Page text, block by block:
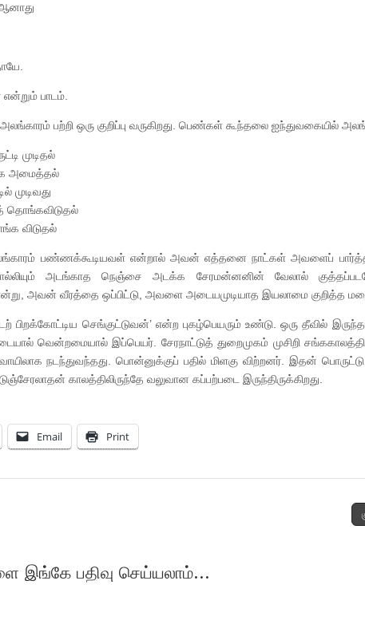
என்றும் பாடம்.
பற்றி ஒரு குறிப்பு வருகிறது. பெண்கள் கூந்தலை ஐந்துவகையில்
முடிதல்
அமைத்தல்
முடிவது
தொங்கவிடுதல்
விடுதல்
பண்ணக்கூடியவள் என்றால் அவன் எத்தனை நாட்கள் அவளைப்
அடங்காத நெஞ்சை அடக்க சேரமன்னனின் வேலால்
அவன் வீரத்தை ஒப்பிட்டு, அவளை அடையமுடியாத இயலாமை குறித்த
பிறக்கோட்டிய செங்குட்டுவன்’ என்ற புகழ்பெயரும் உண்டு. ஒரு தீவில்
வென்றமையால் இப்பெயர். சேரநாட்டுத் துறைமுகம் முசிறி
வாயிலாக நடந்துவந்தது. பொன்னுக்குப் பதில் மிளகு விற்றனர். இதன்
காலத்திலிருந்தே வலுவான கப்பற்படை இருந்திருக்கிறது.
Email Print
இங்கே பதிவு செய்யலாம்...